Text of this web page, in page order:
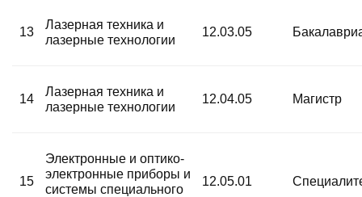
13
Лазерная техника и
лазерные технологии
12.03.05
14
Лазерная техника и
лазерные технологии
12.04.05 Магистр
15
Электронные и оптико-
электронные приборы и
системы специального
12.05.01